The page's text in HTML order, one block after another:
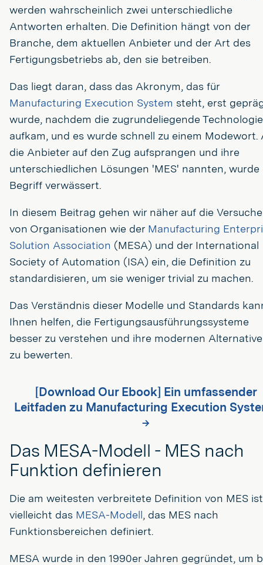
werden wahrscheinlich zwei unterschiedliche
Antworten erhalten. Die Definition hängt von der
Branche, dem aktuellen Anbieter und der Art des
Fertigungsbetriebs ab, den sie betreiben.
Das liegt daran, dass das Akronym, das für
Manufacturing Execution System steht, erst
wurde, nachdem die zugrundeliegende Technologie
aufkam, und es wurde schnell zu einem Modewort.
die Anbieter auf den Zug aufsprangen und ihre
unterschiedlichen Lösungen 'MES' nannten, wurde
Begriff verwässert.
In diesem Beitrag gehen wir näher auf die Versuche
von Organisationen wie der Manufacturing
Solution Association (MESA) und der International
Society of Automation (ISA) ein, die Definition zu
standardisieren, um sie weniger trivial zu machen.
Das Verständnis dieser Modelle und Standards
Ihnen helfen, die Fertigungsausführungssysteme
besser zu verstehen und ihre modernen
zu bewerten.
[Download Our Ebook] Ein umfassender
Leitfaden zu Manufacturing Execution
→
Das MESA-Modell - MES nach
Funktion definieren
Die am weitesten verbreitete Definition von MES ist
vielleicht das MESA-Modell, das MES nach
Funktionsbereichen definiert.
MESA wurde in den 1990er Jahren gegründet, um